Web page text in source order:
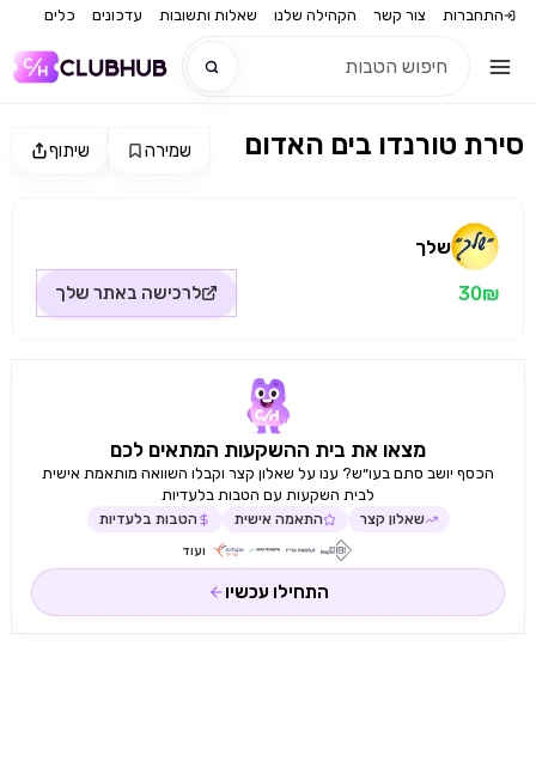
התחברות צור קשר הקהילה שלנו שאלות ותשובות עדכונים כלים
שיתוף שמירה סירת טורנדו בים האדום
שלך
30₪ לרכישה באתר שלך
מצאו את בית ההשקעות המתאים לכם
הכסף יושב סתם בעו״ש? ענו על שאלון קצר וקבלו השוואה מותאמת אישית
לבית השקעות עם הטבות בלעדיות
שאלון קצר התאמה אישית הטבות בלעדיות
ועוד
התחילו עכשיו